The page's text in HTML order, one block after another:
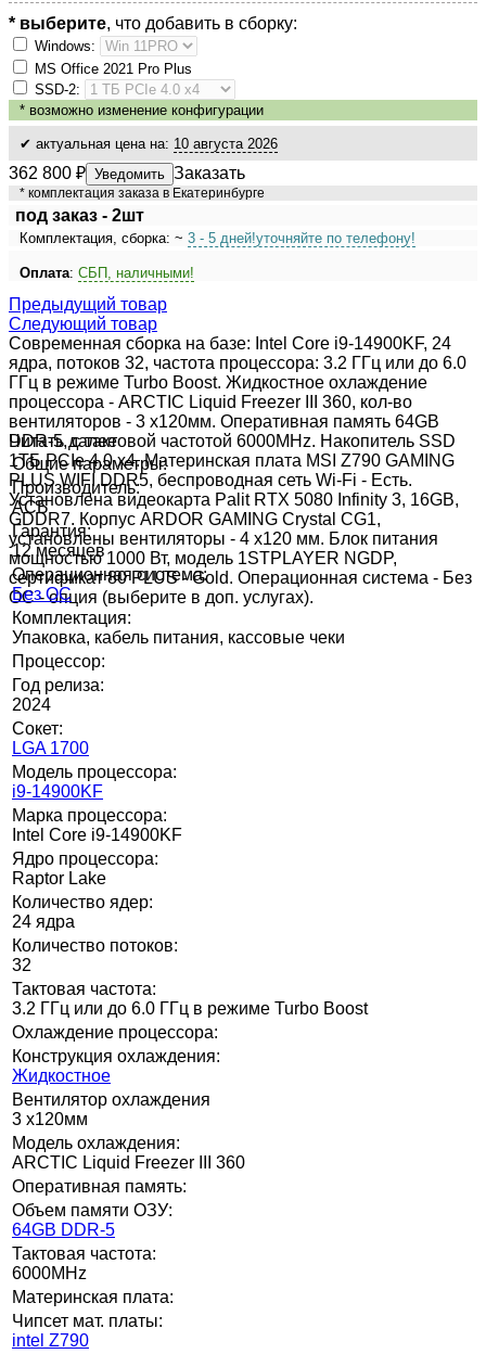
* выберите, что добавить в сборку:
Windows:
MS Оffiсе 2021 Рrо Рlus
SSD-2:
* возможно изменение конфигурации
✔ актуальная цена на: 10 августа 2026
362 800 ₽ Уведомить Заказать
* комплектация заказа в Екатеринбурге
под заказ - 2шт
Комплектация, сборка: ~ 3 - 5 дней!уточняйте по телефону!
Оплата: СБП, наличными!
Предыдущий товар
Следующий товар
Современная сборка на базе: Intel Core i9-14900KF, 24
ядра, потоков 32, частота процессора: 3.2 ГГц или до 6.0
ГГц в режиме Turbo Boost. Жидкостное охлаждение
процессора - ARCTIC Liquid Freezer III 360, кол-во
вентиляторов - 3 x120мм. Оперативная память 64GB
DDR-5, с тактовой частотой 6000MHz. Накопитель SSD
1ТБ PCIe 4.0 x4. Материнская плата MSI Z790 GAMING
PLUS WIFI DDR5, беспроводная сеть Wi-Fi - Есть.
Установлена видеокарта Palit RTX 5080 Infinity 3, 16GB,
GDDR7. Корпус ARDOR GAMING Crystal CG1,
установлены вентиляторы - 4 х120 мм. Блок питания
мощностью 1000 Вт, модель 1STPLAYER NGDP,
сертификат 80 PLUS - Gold. Операционная система - Без
ОС - опция (выберите в доп. услугах).
Читать далее
Общие параметры:
Производитель:
АСБ
Гарантия:
12 месяцев
Операционная система:
Без ОС
Комплектация:
Упаковка, кабель питания, кассовые чеки
Процессор:
Год релиза:
2024
Сокет:
LGA 1700
Модель процессора:
i9-14900KF
Марка процессора:
Intel Core i9-14900KF
Ядро процессора:
Raptor Lake
Количество ядер:
24 ядра
Количество потоков:
32
Тактовая частота:
3.2 ГГц или до 6.0 ГГц в режиме Turbo Boost
Охлаждение процессора:
Конструкция охлаждения:
Жидкостное
Вентилятор охлаждения
3 x120мм
Модель охлаждения:
ARCTIC Liquid Freezer III 360
Оперативная память:
Объем памяти ОЗУ:
64GB DDR-5
Тактовая частота:
6000MHz
Материнская плата:
Чипсет мат. платы:
intel Z790